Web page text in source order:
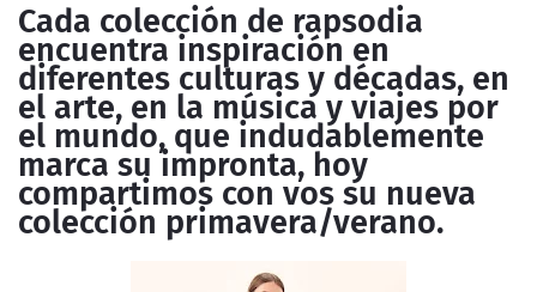
Cada colección de rapsodia
encuentra inspiración en
diferentes culturas y décadas, en
el arte, en la música y viajes por
el mundo, que indudablemente
marca su impronta, hoy
compartimos con vos su nueva
colección primavera/verano.